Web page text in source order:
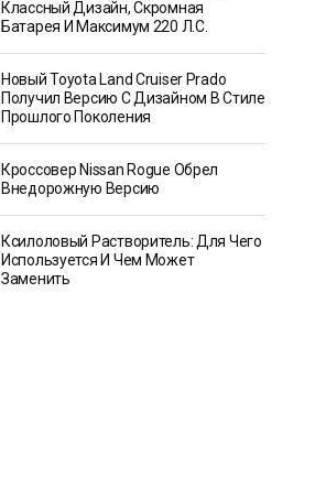
Классный Дизайн, Скромная
Батарея И Максимум 220 Л.с.
Новый Toyota Land Cruiser Prado
Получил Версию С Дизайном В Стиле
Прошлого Поколения
Кроссовер Nissan Rogue Обрел
Внедорожную Версию
Ксилоловый Растворитель: Для Чего
Используется И Чем Может
Заменить